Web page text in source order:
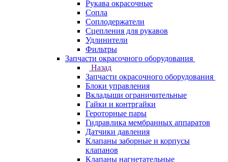
Рукава окрасочные
Сопла
Соплодержатели
Сцепления для рукавов
Удлинители
Фильтры
Запчасти окрасочного оборудования
Назад
Запчасти окрасочного оборудования
Блоки управления
Вкладыши ограничительные
Гайки и контргайки
Героторные пары
Гидравлика мембранных аппаратов
Датчики давления
Клапаны заборные и корпусы
клапанов
Клапаны нагнетательные